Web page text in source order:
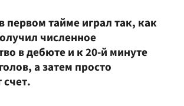
первом тайме играл так, как
численное
в дебюте и к 20-й минуте
а затем просто